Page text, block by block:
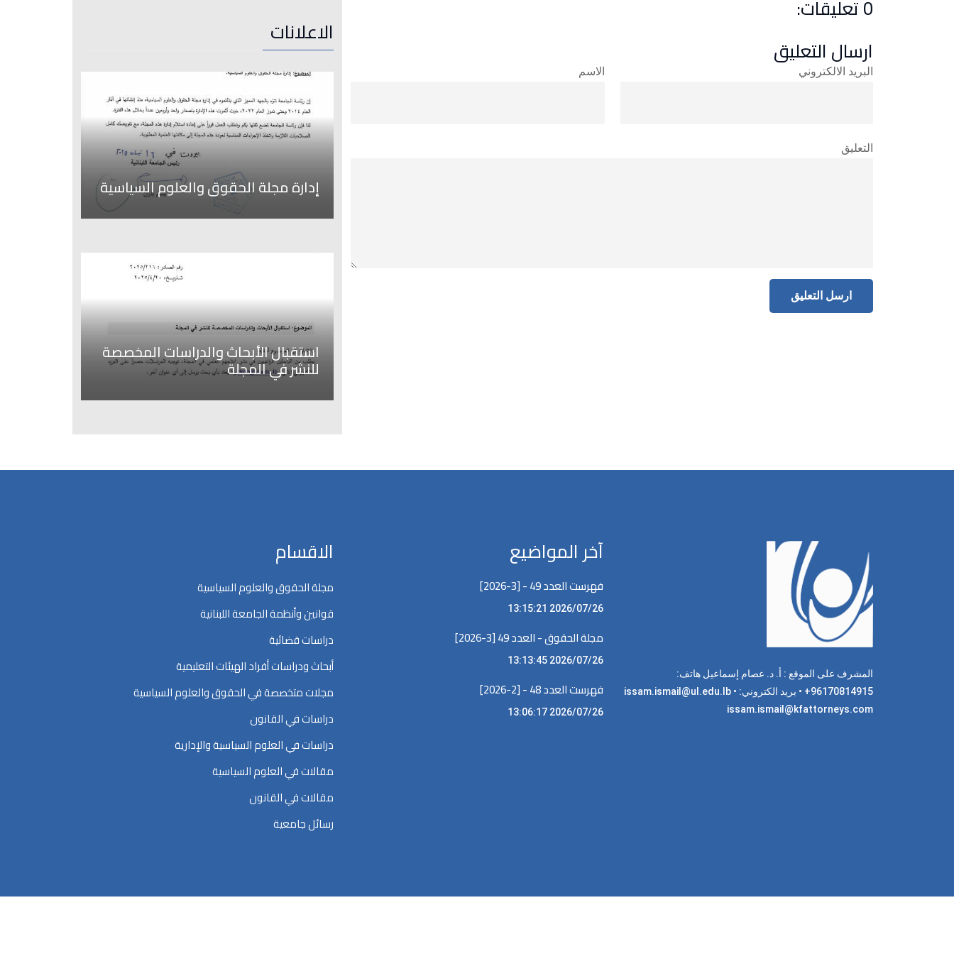
0 تعليقات:
ارسال التعليق
الاسم البريد الالكتروني
التعليق
الاعلانات
إدارة مجلة الحقوق والعلوم السياسية
استقبال الأبحاث والدراسات المخصصة
للنشر في المجلة
المشرف على الموقع : أ. د. عصام إسماعيل هاتف:
96170814915+ • بريد الكتروني: issam.ismail@ul.edu.lb •
issam.ismail@kfattorneys.com
آخر المواضيع
فهرست العدد 49 - [3-2026]
2026/07/26 13:15:21
مجلة الحقوق - العدد 49 [3-2026]
2026/07/26 13:13:45
فهرست العدد 48 - [2-2026]
2026/07/26 13:06:17
الاقسام
مجلة الحقوق والعلوم السياسية
قوانين وأنظمة الجامعة اللبنانية
دراسات قضائية
أبحاث ودراسات أفراد الهيئات التعليمية
مجلات متخصصة في الحقوق والعلوم السياسية
دراسات في القانون
دراسات في العلوم السياسية والإدارية
مقالات في العلوم السياسية
مقالات في القانون
رسائل جامعية